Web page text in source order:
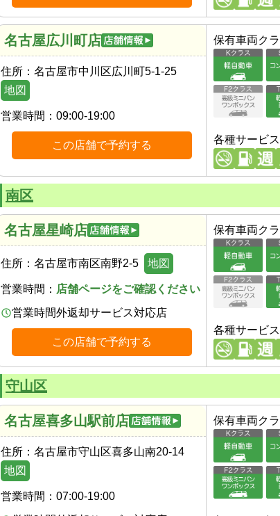
名古屋広川町店
住所： 名古屋市中川区広川町5-1-25
地図
営業時間： 09:00-19:00
この店舗で予約する
保有車両ク
各種サービス
南区
名古屋星崎店
住所： 名古屋市南区南野2-5 地図
営業時間： 店舗ページをご確認ください
営業時間外返却サービス対応店
この店舗で予約する
保有車両ク
各種サービス
守山区
名古屋喜多山駅前店
住所： 名古屋市守山区喜多山南20-14
地図
営業時間： 07:00-19:00
保有車両ク